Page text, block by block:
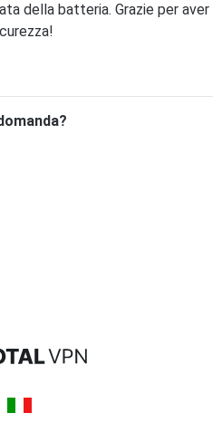
della batteria. Grazie per aver